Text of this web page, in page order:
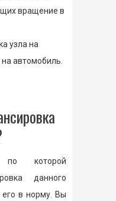
вращение в
узла на
автомобиль.
по которой
данного
в норму. Вы